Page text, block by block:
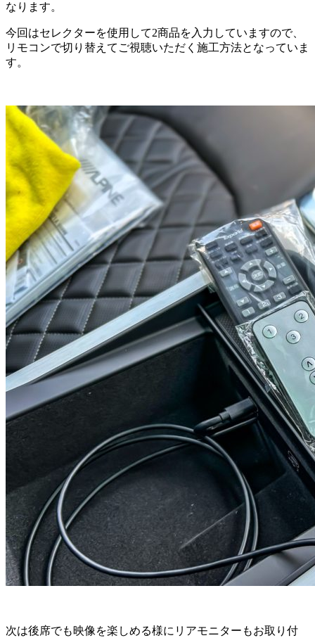
なります。
今回はセレクターを使用して2商品を入力していますので、
リモコンで切り替えてご視聴いただく施工方法となっていま
す。
次は後席でも映像を楽しめる様にリアモニターもお取り付